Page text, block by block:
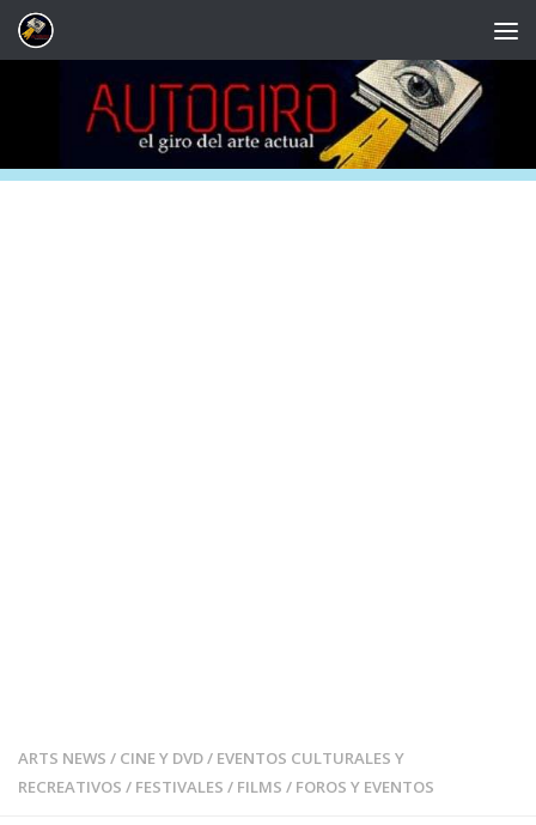
Saltar al contenido
ARTS NEWS / CINE Y DVD/ EVENTOS CULTURALES Y
RECREATIVOS / FESTIVALES / FILMS / FOROS Y EVENTOS